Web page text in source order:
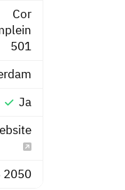
Cor
501
Ja
2050